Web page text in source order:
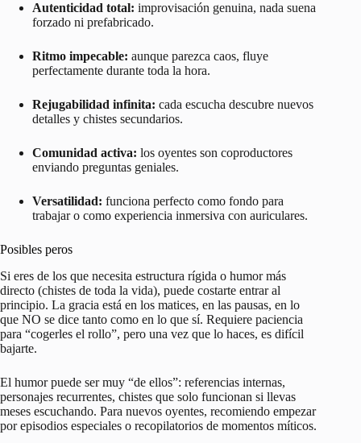
Autenticidad total: improvisación genuina, nada suena
forzado ni prefabricado.
Ritmo impecable: aunque parezca caos, fluye
perfectamente durante toda la hora.
Rejugabilidad infinita: cada escucha descubre nuevos
detalles y chistes secundarios.
Comunidad activa: los oyentes son coproductores
enviando preguntas geniales.
Versatilidad: funciona perfecto como fondo para
trabajar o como experiencia inmersiva con auriculares.
Posibles peros
Si eres de los que necesita estructura rígida o humor más
directo (chistes de toda la vida), puede costarte entrar al
principio. La gracia está en los matices, en las pausas, en lo
que NO se dice tanto como en lo que sí. Requiere paciencia
para “cogerles el rollo”, pero una vez que lo haces, es difícil
bajarte.
El humor puede ser muy “de ellos”: referencias internas,
personajes recurrentes, chistes que solo funcionan si llevas
meses escuchando. Para nuevos oyentes, recomiendo empezar
por episodios especiales o recopilatorios de momentos míticos.